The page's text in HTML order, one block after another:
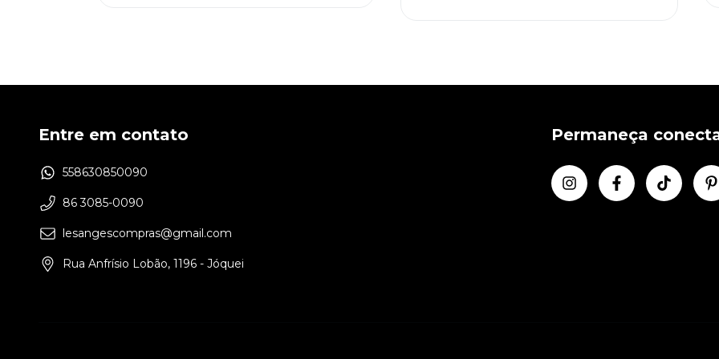
Entre em contato
558630850090
86 3085-0090
lesangescompras@gmail.com
Rua Anfrísio Lobão, 1196 - Jóquei
Permaneça